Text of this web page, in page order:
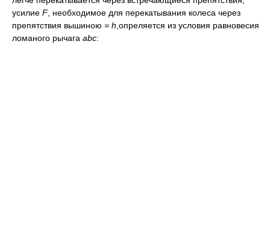
усилие F, необходимое для перекатывания колеса через
препятствия вышиною = h ,опреляется из условия равновесия
ломаного рычага abc: